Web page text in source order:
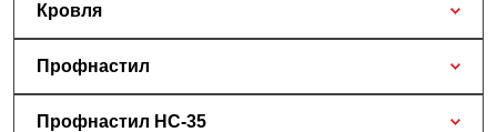
Кровля
Профнастил
Профнастил НС-35